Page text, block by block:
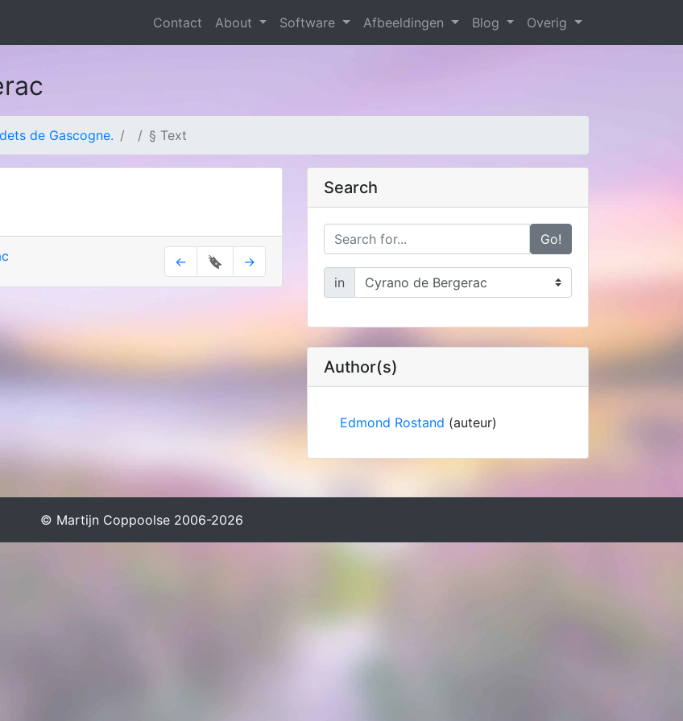
Contact About Software Afbeeldingen Blog Overig
de Gascogne. § Text
← 🔖 →
Search
Go!
in
Author(s)
Edmond Rostand (auteur)
© Martijn Coppoolse 2006-2026